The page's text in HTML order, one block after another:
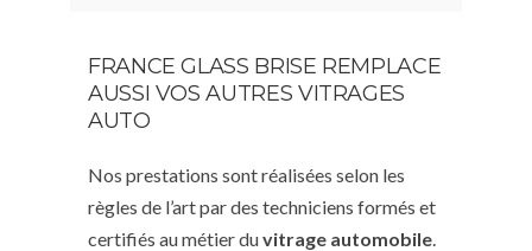
FRANCE GLASS BRISE REMPLACE
AUSSI VOS AUTRES VITRAGES
AUTO
Nos prestations sont réalisées selon les
règles de l’art par des techniciens formés et
certifiés au métier duvitrage automobile